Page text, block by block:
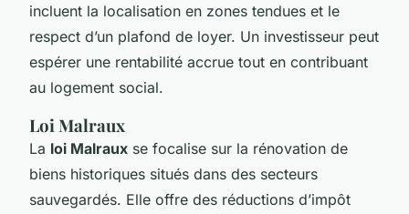
incluent la localisation en zones tendues et le
respect d’un plafond de loyer. Un investisseur peut
espérer une rentabilité accrue tout en contribuant
au logement social.
Loi Malraux
La loi Malraux se focalise sur la rénovation de
biens historiques situés dans des secteurs
sauvegardés. Elle offre des réductions d’impôt